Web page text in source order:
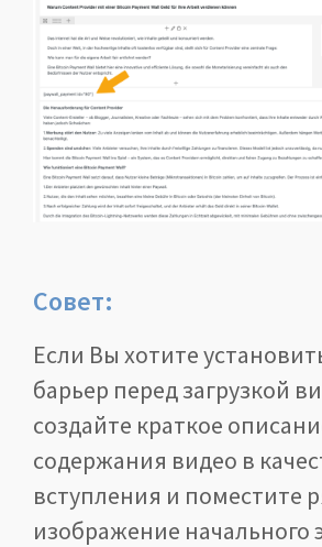
Совет:
Если Вы хотите
барьер перед загрузкой
создайте краткое
содержания видео в
вступления и поместите
изображение начального